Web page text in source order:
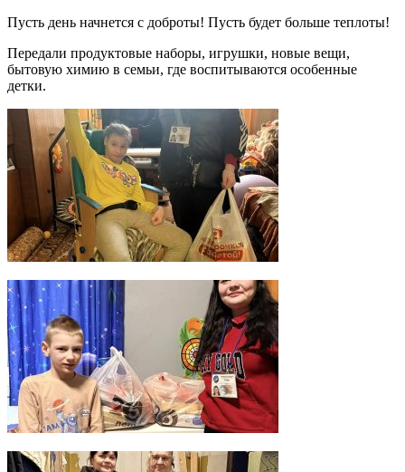
Пусть день начнется с доброты! Пусть будет больше теплоты!
Передали продуктовые наборы, игрушки, новые вещи,
бытовую химию в семьи, где воспитываются особенные
детки.